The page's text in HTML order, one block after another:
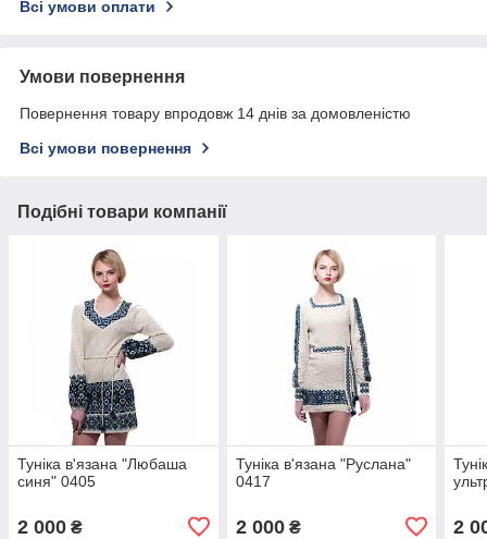
Всі умови оплати
Умови повернення
Повернення товару впродовж 14 днів за домовленістю
Всі умови повернення
Подібні товари компанії
Туніка в'язана "Любаша
синя" 0405
2 000 ₴
Туніка в'язана "Руслана"
0417
2 000₴ 2